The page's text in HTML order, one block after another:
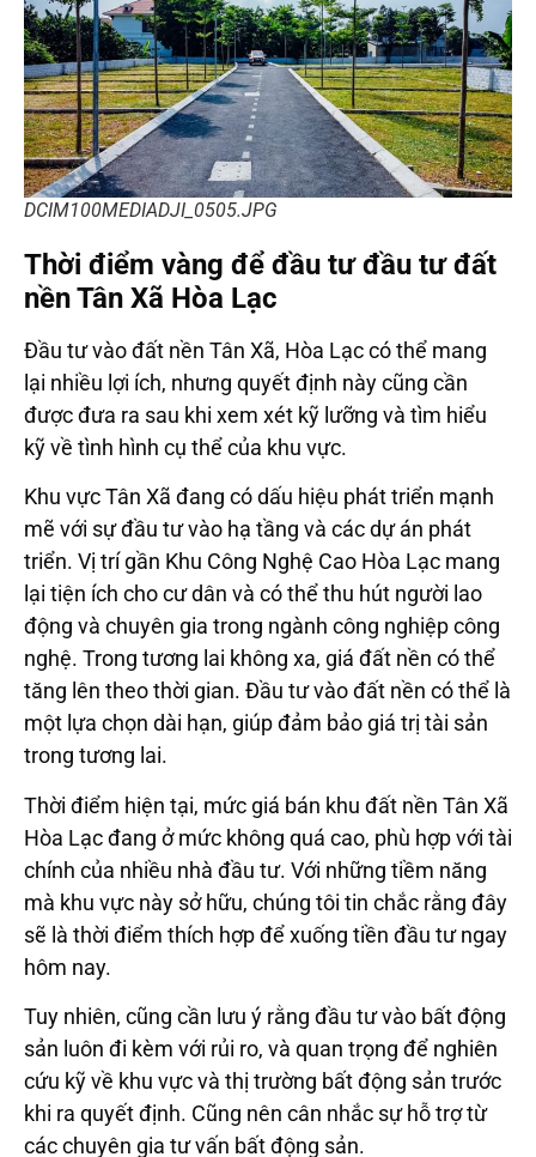
DCIM100MEDIADJI_0505.JPG
Thời điểm vàng để đầu tư đầu tư đất
nền Tân Xã Hòa Lạc
Đầu tư vào đất nền Tân Xã, Hòa Lạc có thể mang
lại nhiều lợi ích, nhưng quyết định này cũng cần
được đưa ra sau khi xem xét kỹ lưỡng và tìm hiểu
kỹ về tình hình cụ thể của khu vực.
Khu vực Tân Xã đang có dấu hiệu phát triển mạnh
mẽ với sự đầu tư vào hạ tầng và các dự án phát
triển. Vị trí gần Khu Công Nghệ Cao Hòa Lạc mang
lại tiện ích cho cư dân và có thể thu hút người lao
động và chuyên gia trong ngành công nghiệp công
nghệ. Trong tương lai không xa, giá đất nền có thể
tăng lên theo thời gian. Đầu tư vào đất nền có thể là
một lựa chọn dài hạn, giúp đảm bảo giá trị tài sản
trong tương lai.
Thời điểm hiện tại, mức giá bán khu đất nền Tân Xã
Hòa Lạc đang ở mức không quá cao, phù hợp với tài
chính của nhiều nhà đầu tư. Với những tiềm năng
mà khu vực này sở hữu, chúng tôi tin chắc rằng đây
sẽ là thời điểm thích hợp để xuống tiền đầu tư ngay
hôm nay.
Tuy nhiên, cũng cần lưu ý rằng đầu tư vào bất động
sản luôn đi kèm với rủi ro, và quan trọng để nghiên
cứu kỹ về khu vực và thị trường bất động sản trước
khi ra quyết định. Cũng nên cân nhắc sự hỗ trợ từ
các chuyên gia tư vấn bất động sản.